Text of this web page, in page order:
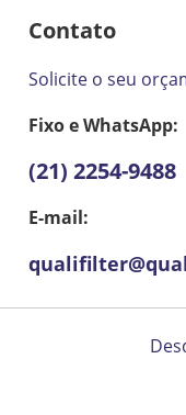
Contato
Solicite o seu
Fixo e WhatsApp:
(21) 2254-9488
E-mail: